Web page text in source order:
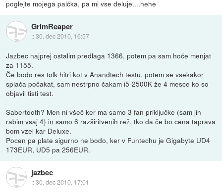
poglejte mojega palčka, pa mi vse deluje....hehe
GrimReaper
::30. dec 2010, 16:57
Jazbec najprej ostalim predlaga 1366, potem pa sam hoče menjat
za 1155.
Če bodo res tolk hitri kot v Anandtech testu, potem se vsekakor
splača počakat, sam nestrpno čakam i5-2500K že 4 mesce ko so
objavil tisti test.
Sabertooth? Men ni všeč ker ma samo 3 fan priključke (sam jih
rabim vsaj 4) in samo 6 razširitvenih rež, tko da če bo cena taprava
bom vzel kar Deluxe.
Pocen pa plate sigurno ne bodo, ker v Funtechu je Gigabyte UD4
173EUR, UD5 pa 256EUR.
jazbec
::30. dec 2010, 17:01